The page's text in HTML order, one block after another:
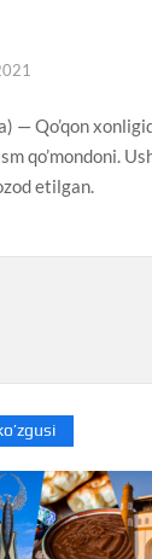
— Qo’qon
qo’mondoni.
etilgan.